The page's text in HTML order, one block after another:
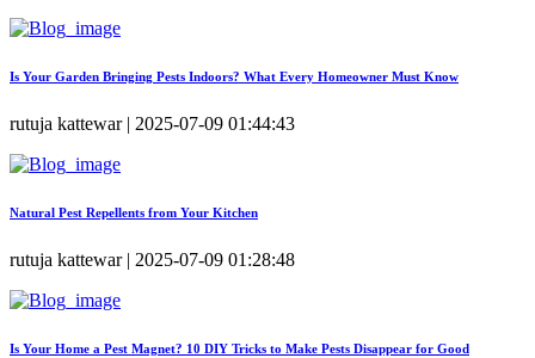
Is Your Garden Bringing Pests Indoors? What Every Homeowner Must Know
rutuja kattewar | 2025-07-09 01:44:43
Natural Pest Repellents from Your Kitchen
rutuja kattewar | 2025-07-09 01:28:48
Is Your Home a Pest Magnet? 10 DIY Tricks to Make Pests Disappear for Good